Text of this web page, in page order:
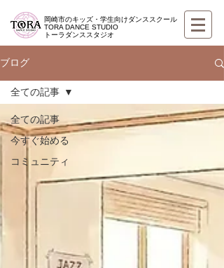
岡崎市のキッズ・学生向けダンススクール
TORA DANCE STUDIO
​トーラダンススタジオ
ブログ
全ての記事
今すぐ始める
コミュニティ
全ての記事